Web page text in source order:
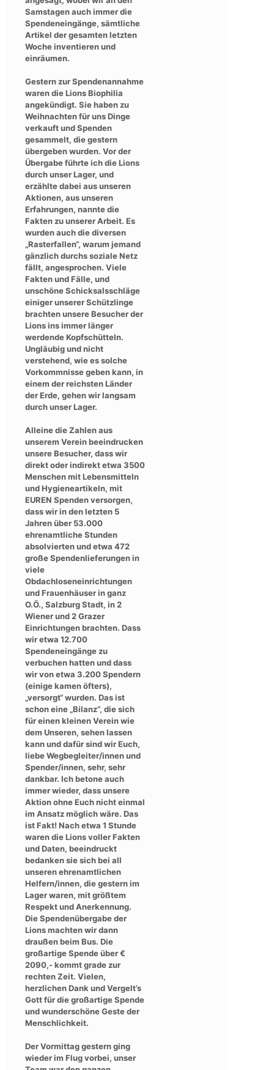
Samstagen auch immer die
Spendeneingänge, sämtliche
Artikel der gesamten letzten
Woche inventieren und
einräumen.
Gestern zur Spendenannahme
waren die Lions Biophilia
angekündigt. Sie haben zu
Weihnachten für uns Dinge
verkauft und Spenden
gesammelt, die gestern
übergeben wurden. Vor der
Übergabe führte ich die Lions
durch unser Lager, und
erzählte dabei aus unseren
Aktionen, aus unseren
Erfahrungen, nannte die
Fakten zu unserer Arbeit. Es
wurden auch die diversen
„Rasterfallen“, warum jemand
gänzlich durchs soziale Netz
fällt, angesprochen. Viele
Fakten und Fälle, und
unschöne Schicksalsschläge
einiger unserer Schützlinge
brachten unsere Besucher der
Lions ins immer länger
werdende Kopfschütteln.
Ungläubig und nicht
verstehend, wie es solche
Vorkommnisse geben kann, in
einem der reichsten Länder
der Erde, gehen wir langsam
durch unser Lager.
Alleine die Zahlen aus
unserem Verein beeindrucken
unsere Besucher, dass wir
direkt oder indirekt etwa 3500
Menschen mit Lebensmitteln
und Hygieneartikeln, mit
EUREN Spenden versorgen,
dass wir in den letzten 5
Jahren über 53.000
ehrenamtliche Stunden
absolvierten und etwa 472
große Spendenlieferungen in
viele
Obdachloseneinrichtungen
und Frauenhäuser in ganz
O.Ö., Salzburg Stadt, in 2
Wiener und 2 Grazer
Einrichtungen brachten. Dass
wir etwa 12.700
Spendeneingänge zu
verbuchen hatten und dass
wir von etwa 3.200 Spendern
(einige kamen öfters),
„versorgt“ wurden. Das ist
schon eine „Bilanz“, die sich
für einen kleinen Verein wie
dem Unseren, sehen lassen
kann und dafür sind wir Euch,
liebe Wegbegleiter/innen und
Spender/innen, sehr, sehr
dankbar. Ich betone auch
immer wieder, dass unsere
Aktion ohne Euch nicht einmal
im Ansatz möglich wäre. Das
ist Fakt! Nach etwa 1 Stunde
waren die Lions voller Fakten
und Daten, beeindruckt
bedanken sie sich bei all
unseren ehrenamtlichen
Helfern/innen, die gestern im
Lager waren, mit größtem
Respekt und Anerkennung.
Die Spendenübergabe der
Lions machten wir dann
draußen beim Bus. Die
großartige Spende über €
2090,- kommt grade zur
rechten Zeit. Vielen,
herzlichen Dank und Vergelt’s
Gott für die großartige Spende
und wunderschöne Geste der
Menschlichkeit.
Der Vormittag gestern ging
wieder im Flug vorbei, unser